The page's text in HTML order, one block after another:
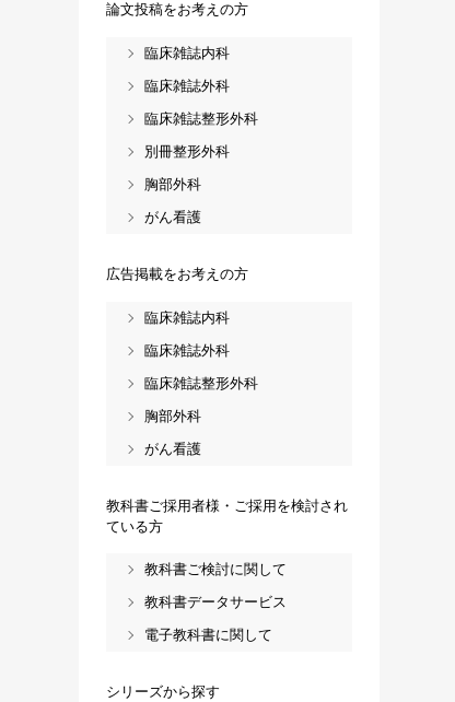
論文投稿をお考えの方
臨床雑誌内科
臨床雑誌外科
臨床雑誌整形外科
別冊整形外科
胸部外科
がん看護
広告掲載をお考えの方
臨床雑誌内科
臨床雑誌外科
臨床雑誌整形外科
胸部外科
がん看護
教科書ご採用者様・ご採用を検討され
ている方
教科書ご検討に関して
教科書データサービス
電子教科書に関して
シリーズから探す